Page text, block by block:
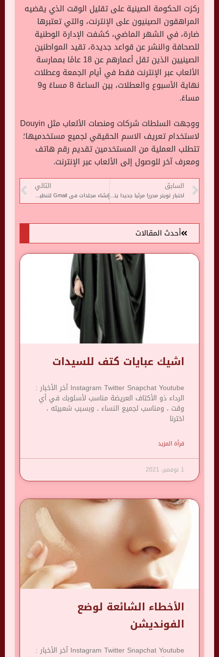
ركزت الحكومة الصينية على تقليل الوقت الذي يقضيه
المراهقون الصينيون على الإنترنت، والتي تعتبرها
ضارة، في الشهر الماضي، كشفت الإدارة الوطنية
للصحافة والنشر عن قواعد جديدة، تقيد المواطنين
الصينيين الذين تقل أعمارهم عن 18 عامًا بممارسة
الألعاب عبر الإنترنت فقط في أيام الجمعة وعطلات
نهاية الأسبوع والعطلات، بين الساعة 8 مساءً و9
مساءً.
ووجهت السلطات شركات ومنصات الألعاب مثل Douyin
لاستخدام تعريف الاسم الحقيقي لجميع مستخدميها؛
تتطلب العملية من المستخدمين تقديم رقم هاتف
ومعرف آخر للوصول إلى الألعاب عبر الإنترنت.
السابق
اختبار تويتر محررا مرئيا جديدا يتضمن أدوات Fleets
التالي
إنشاء مجلدات فى Gmail لتنظيم صندوق الوارد
أحدث المقالات
اشيك عبايات كتف للسيدات
Instagram Twitter Snapchat Youtube آخر الأخبار :
الرداء ذو ​​الأكتاف العريضة مناسب لأسلوبك في أي
وقت ، ومناسب لجميع النساء ، وبسبب شعبيته ،
اخترنا
قرأة المزيد
1 نوفمبر، 2021
الأخطاء الشائعة لوضع
الفونديشن
Instagram Twitter Snapchat Youtube آخر الأخبار :